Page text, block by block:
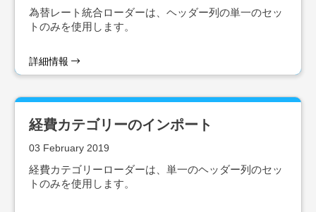
為替レート統合ローダーは、ヘッダー列の単一のセッ
トのみを使用します。
詳細情報
経費カテゴリーのインポート
03 February 2019
経費カテゴリーローダーは、単一のヘッダー列のセッ
トのみを使用します。